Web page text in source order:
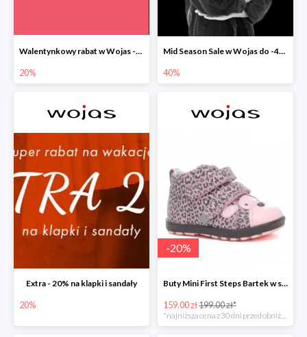
Walentynkowy rabat w Wojas -20%
20%
Mid Season Sale w Wojas do -40%
40%
Extra - 20% na klapki i sandały
20%
-20%
Buty Mini First Steps Bartek w super cenie
159.00 zł199.00 zł*
*najniższa cena z 30 dni przed obniżką